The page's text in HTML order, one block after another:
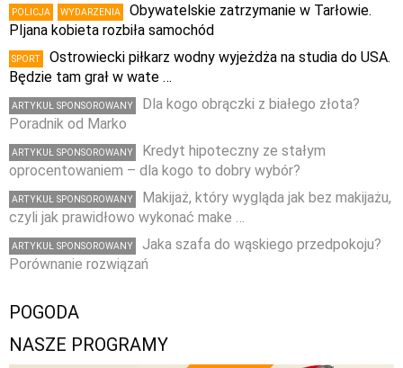
POLICJA WYDARZENIA
Obywatelskie zatrzymanie w Tarłowie.
PIjana kobieta rozbiła samochód
SPORT
Ostrowiecki piłkarz wodny wyjeżdża na studia do USA.
Będzie tam grał w wate …
ARTYKUŁ SPONSOROWANY
Dla kogo obrączki z białego złota?
Poradnik od Marko
ARTYKUŁ SPONSOROWANY
Kredyt hipoteczny ze stałym
oprocentowaniem – dla kogo to dobry wybór?
ARTYKUŁ SPONSOROWANY
Makijaż, który wygląda jak bez makijażu,
czyli jak prawidłowo wykonać make …
ARTYKUŁ SPONSOROWANY
Jaka szafa do wąskiego przedpokoju?
Porównanie rozwiązań
POGODA
NASZE PROGRAMY